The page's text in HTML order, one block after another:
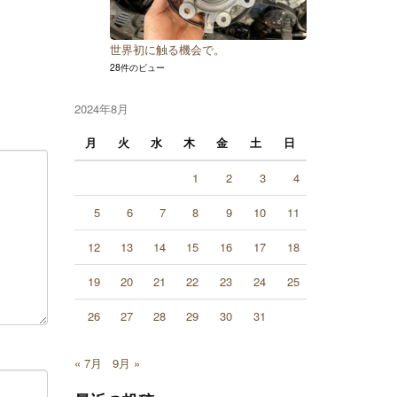
世界初に触る機会で。
28件のビュー
2024年8月
月
火 水 木 金 土 日
1 2 3 4
5 6 7 8 9 10 11
12 13 14 15 16 17 18
19 20 21 22 23 24 25
26 27 28 29 30 31
« 7月 9月 »